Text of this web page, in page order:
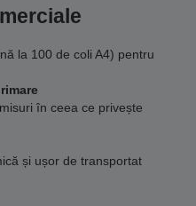
la 100 de coli A4) pentru
în ceea ce privește
și ușor de transportat